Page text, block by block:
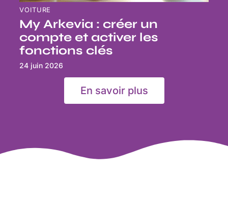
VOITURE
My Arkevia : créer un
compte et activer les
fonctions clés
24 juin 2026
En savoir plus